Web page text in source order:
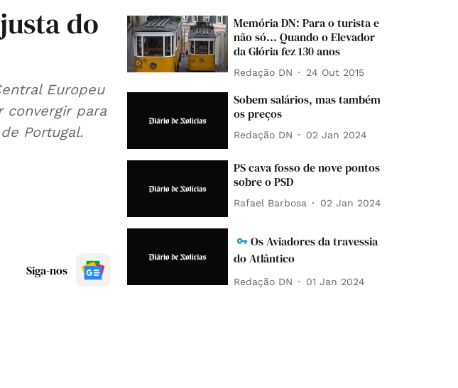
do
Europeu
convergir para
Portugal.
Siga-nos
Memória DN: Para o turista e
não só... Quando o Elevador
da Glória fez 130 anos
Redação DN 24 Out 2015
Sobem salários, mas também
os preços
Redação DN 02 Jan 2024
PS cava fosso de nove pontos
sobre o PSD
Rafael Barbosa 02 Jan 2024
Os Aviadores da travessia
do Atlântico
Redação DN 01 Jan 2024